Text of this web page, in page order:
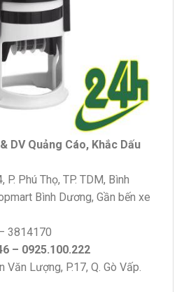
DV Quảng Cáo, Khắc Dấu
Phú Thọ, TP. TDM, Bình
Bình Dương, Gần bến xe
3814170
– 0925.100.222
Lượng, P.17, Q. Gò Vấp.